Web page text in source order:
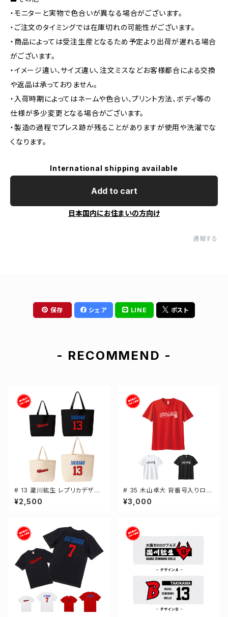
・モニターと実物で色合いが異なる場合がございます。
・ご注文のタイミングでは在庫切れの可能性がございます。
・商品によっては受注生産となるため予定より出荷が遅れる場合
がございます。
・イメージ違い、サイズ違い、注文ミスなどお客様都合による交換
や返品は承っておりません。
・入荷時期によってはネームや色合い、プリント方法、ボディ等の
仕様が多少変更となる場合がございます。
・製造の過程でプレス跡が残ることがありますが使用や洗濯でな
くなります。
International shipping available
Add to cart
日本国内にお住まいの方向け
通報する
保存 シェア LINE ポスト
- RECOMMEND -
# 13 瀧川紘生 レプリカデザイ
ン 選手還元 キャンバストートバ
ッグ 2カラー MLサイズ 00077
¥2,500
# 35 木山卓大 背番号入りロゴ
ドライTシャツ 半袖 選手還元 3
カラー S-5Lサイズ 000300
¥3,000